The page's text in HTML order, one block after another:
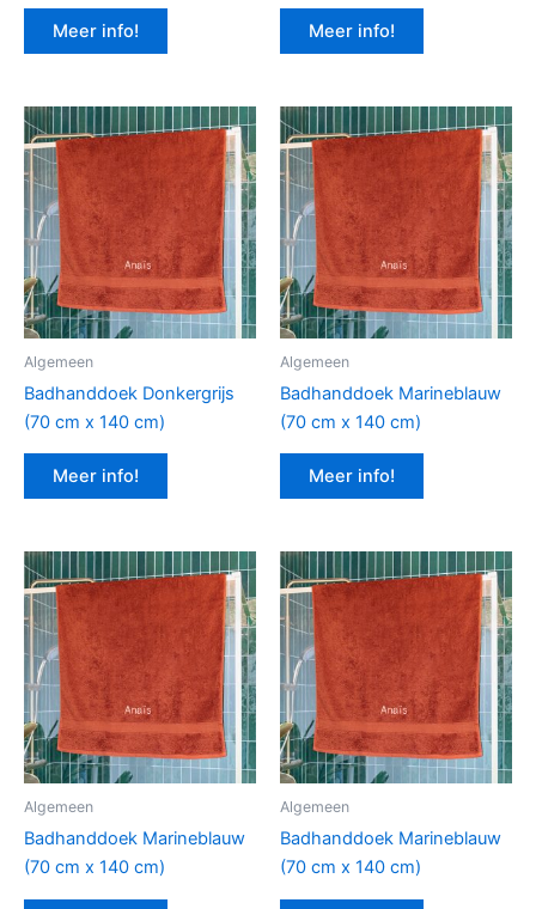
Meer info! Meer info!
Algemeen
Badhanddoek Donkergrijs
(70 cm x 140 cm)
Meer info!
Algemeen
Badhanddoek Marineblauw
(70 cm x 140 cm)
Meer info!
Algemeen
Badhanddoek Marineblauw
(70 cm x 140 cm)
Algemeen
Badhanddoek Marineblauw
(70 cm x 140 cm)